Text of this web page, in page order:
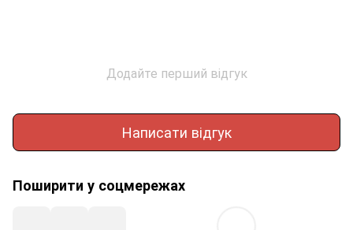
Додайте перший відгук
Написати відгук
Поширити у соцмережах